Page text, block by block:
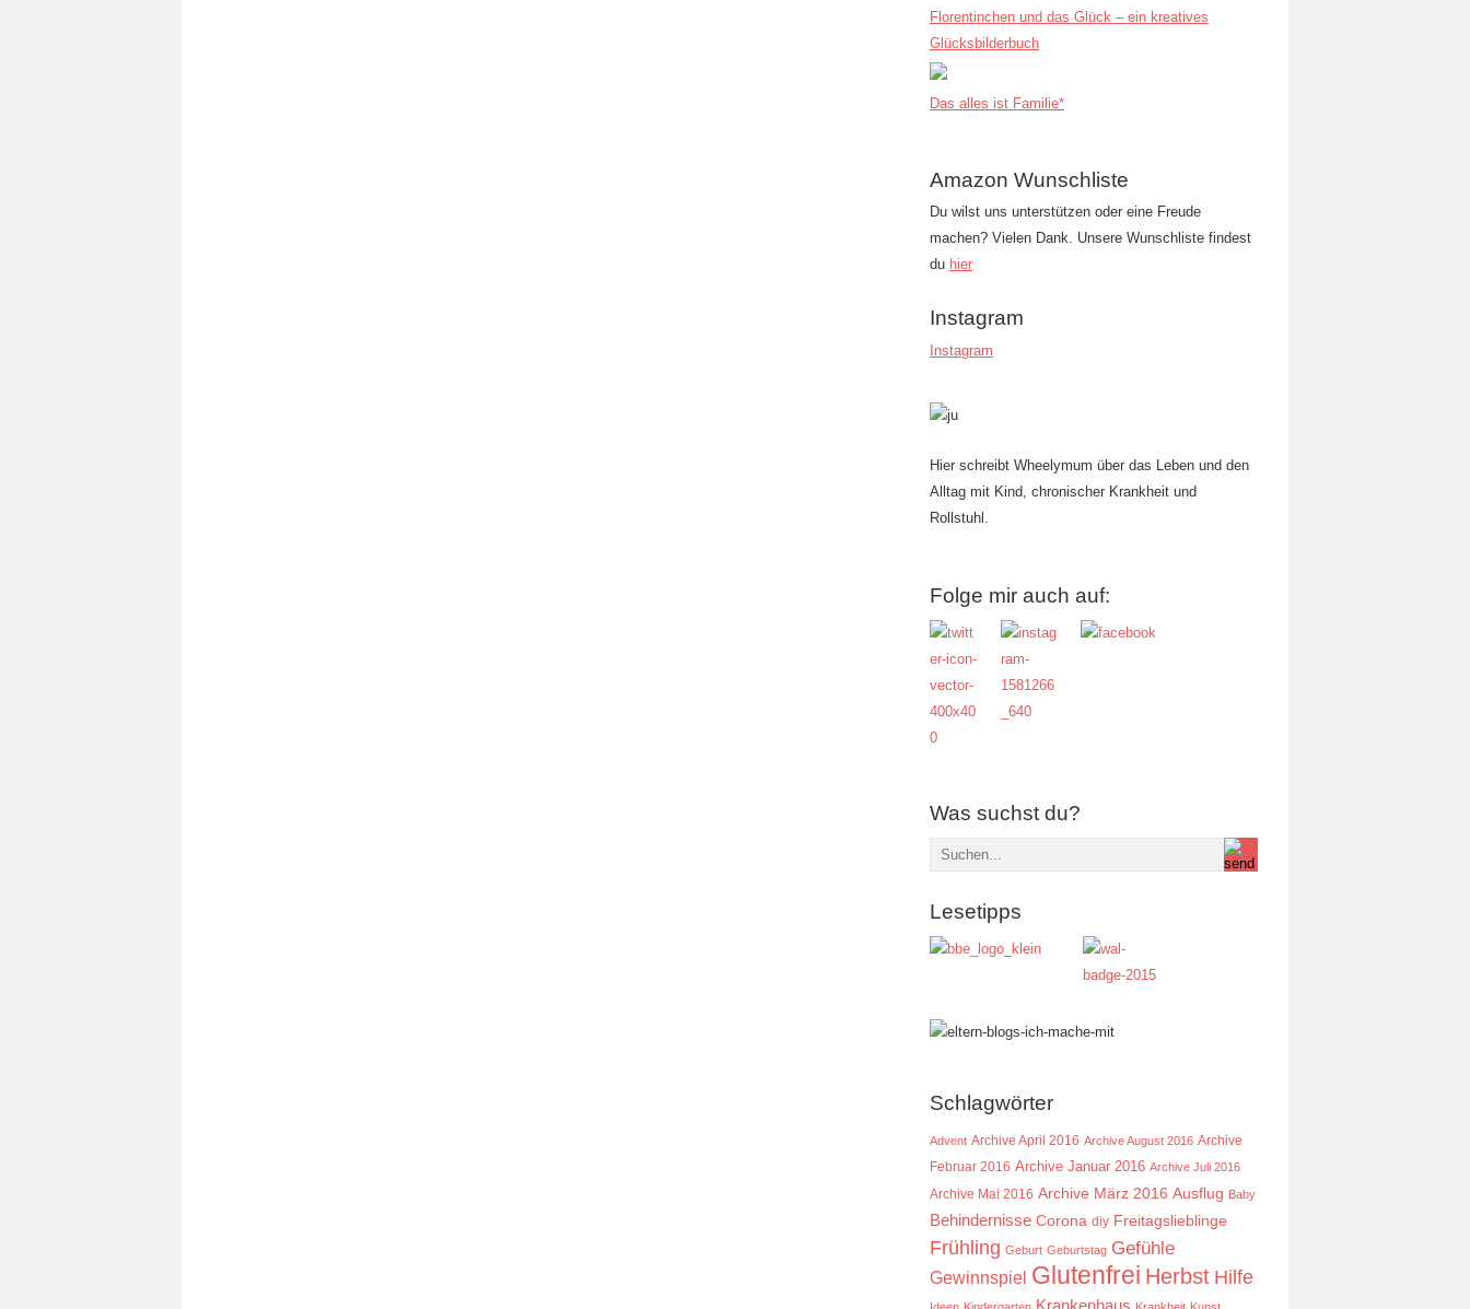
Florentinchen und das Glück – ein kreatives
Glücksbilderbuch
Das alles ist Familie*
Amazon Wunschliste
Du wilst uns unterstützen oder eine Freude
machen? Vielen Dank. Unsere Wunschliste findest
du hier
Instagram
Instagram
Hier schreibt Wheelymum über das Leben und den
Alltag mit Kind, chronischer Krankheit und
Rollstuhl.
Folge mir auch auf:
Was suchst du?
Lesetipps
Schlagwörter
Advent Archive April 2016 Archive August 2016 Archive
Februar 2016 Archive Januar 2016 Archive Juli 2016
Archive Mai 2016 Archive März 2016 Ausflug Baby
Behindernisse Corona diy Freitagslieblinge
Frühling Geburt Geburtstag Gefühle
Gewinnspiel Glutenfrei Herbst Hilfe
Krankenhaus